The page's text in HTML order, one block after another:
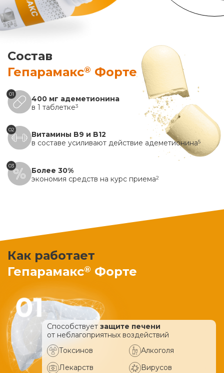
Состав
Гепарамакс® Форте
01
400 мг адеметионина
в 1 таблетке3
02
Витамины B9 и B12
в составе усиливают действие адеметионина5
03
Более 30%
экономия средств на курс приема2
Как работает
Гепарамакс® Форте
Способствует защите печени
от неблагоприятных воздействий
Токсинов
Алкоголя
Лекарств
Вирусов